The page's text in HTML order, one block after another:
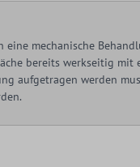
eine mechanische
bereits werkseitig mit
aufgetragen werden